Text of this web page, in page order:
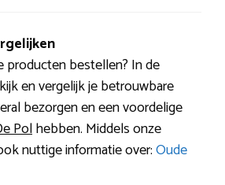
producten bestellen? In de
en vergelijk je betrouwbare
bezorgen en een voordelige
Polhebben. Middels onze
nuttige informatie over:Oude